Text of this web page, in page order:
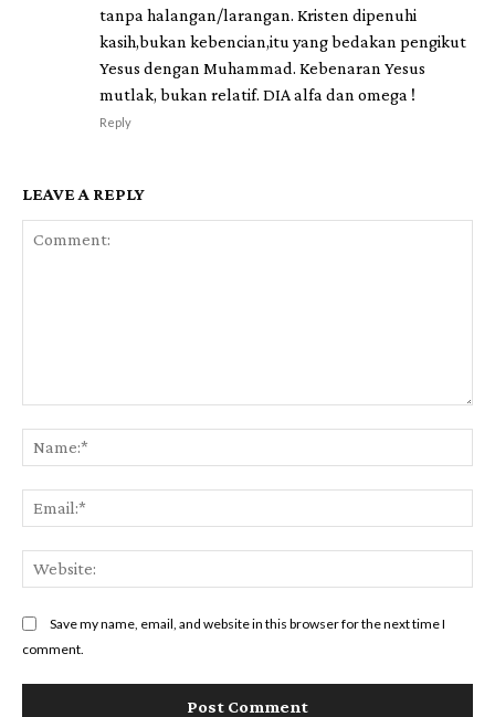
tanpa halangan/larangan. Kristen dipenuhi
kasih,bukan kebencian,itu yang bedakan pengikut
Yesus dengan Muhammad. Kebenaran Yesus
mutlak, bukan relatif. DIA alfa dan omega !
Reply
LEAVE A REPLY
Save my name, email, and website in this browser for the next time I
comment.